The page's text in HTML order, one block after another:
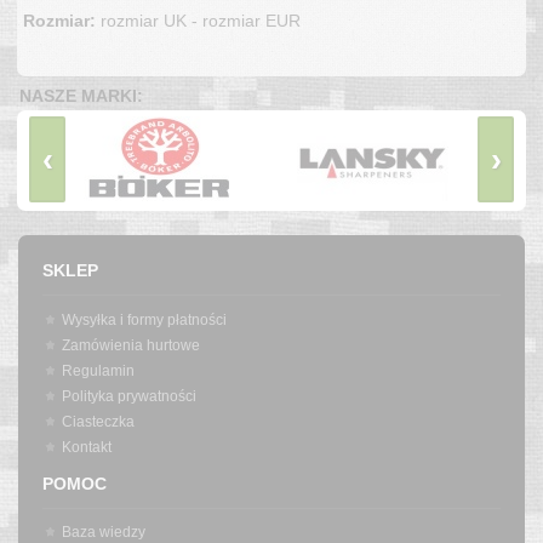
Rozmiar: rozmiar UK - rozmiar EUR
NASZE MARKI:
‹ ›
SKLEP
Wysyłka i formy płatności
Zamówienia hurtowe
Regulamin
Polityka prywatności
Ciasteczka
Kontakt
POMOC
Baza wiedzy